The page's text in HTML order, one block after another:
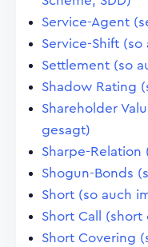
Service-Agent
Service-Shift
Settlement (so
Shadow Rating
Shareholder
gesagt)
Sharpe-Relation
Shogun-Bonds
Short (so auch
Short Call (short
Short Covering